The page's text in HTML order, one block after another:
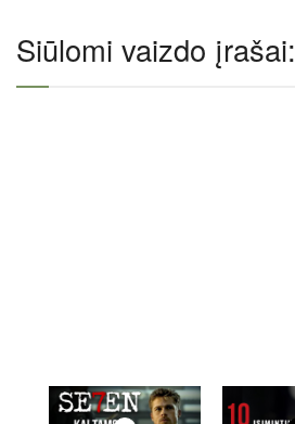
Siūlomi vaizdo įrašai: